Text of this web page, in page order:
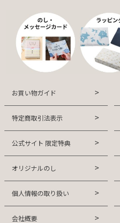
お買い物ガイド
特定商取引法表示
公式サイト 限定特典
オリジナルのし
個人情報の取り扱い
会社概要